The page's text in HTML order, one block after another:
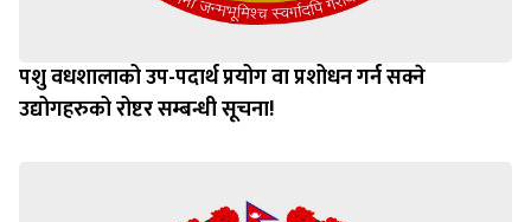
पशु वधशालाको उप-पदार्थ प्रयोग वा प्रशोधन गर्न सक्ने
उद्योगहरुको रोष्टर सम्बन्धी सूचना!